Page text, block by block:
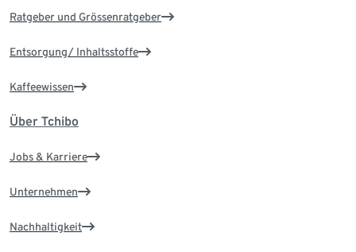
Ratgeber und Grössenratgeber
Entsorgung/ Inhaltsstoffe
Kaffeewissen
Über Tchibo
Jobs & Karriere
Unternehmen
Nachhaltigkeit